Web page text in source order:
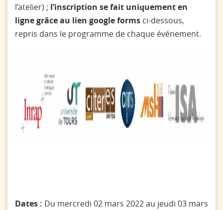
l’atelier) ; l’inscription se fait uniquement en
ligne grâce au lien google forms ci-dessous,
repris dans le programme de chaque événement.
Dates : Du mercredi 02 mars 2022 au jeudi 03 mars